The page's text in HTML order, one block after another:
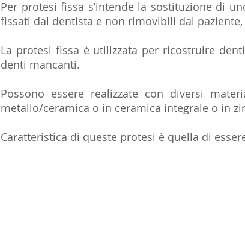
Per protesi fissa s’intende la sostituzione di
fissati dal dentista e non rimovibili dal
La protesi fissa è utilizzata per ricostruire
denti mancanti.
Possono essere realizzate con diversi
metallo/ceramica o in ceramica integrale o in
Caratteristica di queste protesi è quella di